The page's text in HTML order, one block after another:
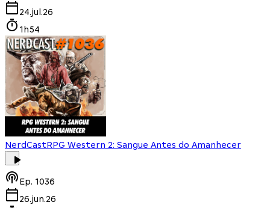
24.jul.26
1h54
NerdCastRPG Western 2: Sangue Antes do Amanhecer
Ep. 1036
26.jun.26